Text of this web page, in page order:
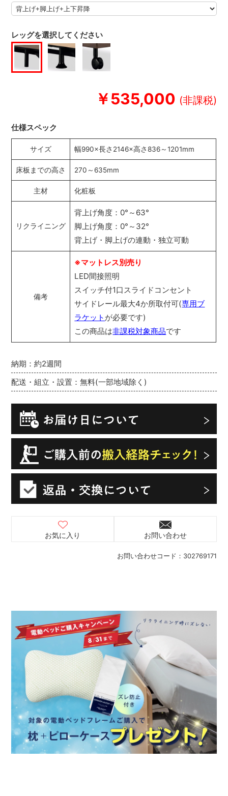
￥535,000
お問い合わせコード： 302769171
納期：約2週間
配送・組立・設置：無料(一部地域除く)
レッグを選択してください
お気に入り お問い合わせ
仕様スペック
サイズ 幅990×長さ2146×高さ836～1201mm
床板までの高さ 270～635mm
主材 化粧板
リクライニング
背上げ角度：0°～63°
脚上げ角度：0°～32°
背上げ・脚上げの連動・独立可動
備考
※マットレス別売り
LED間接照明
スイッチ付1口スライドコンセント
サイドレール最大4か所取付可(専用ブ
ラケット が必要です)
この商品は非課税対象商品です